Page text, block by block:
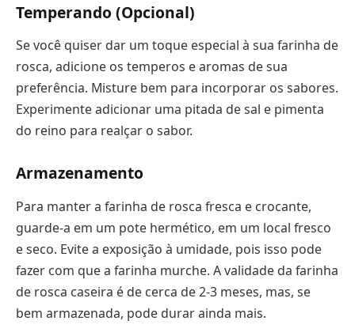
Temperando (Opcional)
Se você quiser dar um toque especial à sua farinha de
rosca, adicione os temperos e aromas de sua
preferência. Misture bem para incorporar os sabores.
Experimente adicionar uma pitada de sal e pimenta
do reino para realçar o sabor.
Armazenamento
Para manter a farinha de rosca fresca e crocante,
guarde-a em um pote hermético, em um local fresco
e seco. Evite a exposição à umidade, pois isso pode
fazer com que a farinha murche. A validade da farinha
de rosca caseira é de cerca de 2-3 meses, mas, se
bem armazenada, pode durar ainda mais.